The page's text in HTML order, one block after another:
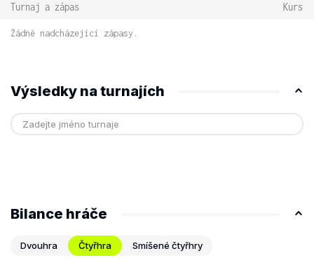
Turnaj a zápas Kurs
Žádné nadcházející zápasy.
Výsledky na turnajích
Bilance hráče
Dvouhra Čtyřhra Smíšené čtyřhry